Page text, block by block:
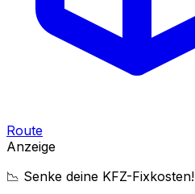
Route
Anzeige
📉 Senke deine KFZ-Fixkosten!